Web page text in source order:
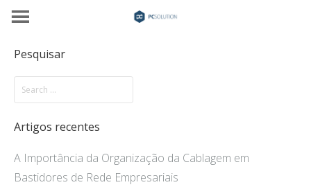
Pesquisar
Artigos recentes
A Importância da Organização da Cablagem em
Bastidores de Rede Empresariais